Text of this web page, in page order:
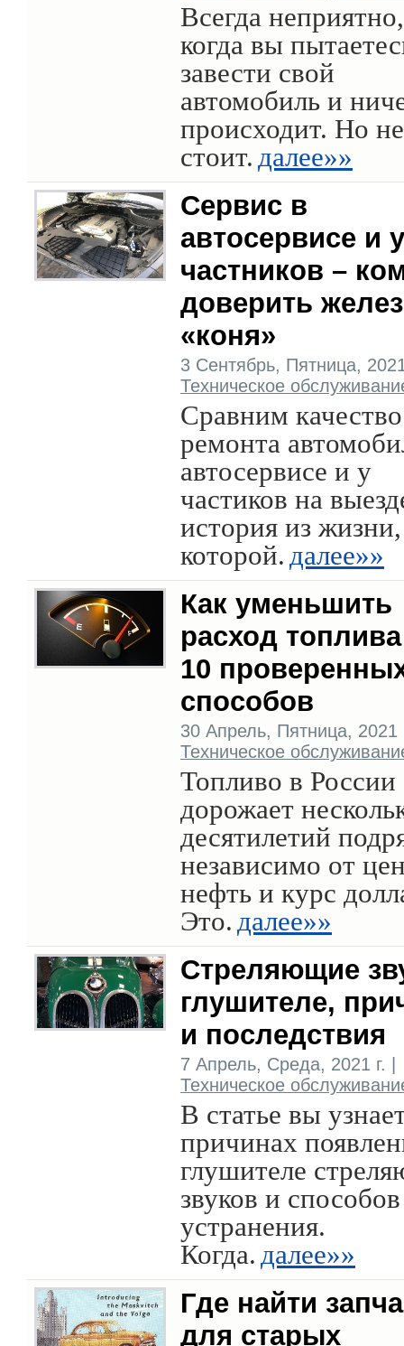
Всегда неприятно,
когда вы
завести свой
автомобиль и
происходит. Но не
стоит. далее»»
Сервис в
автосервисе и у
частников –
доверить
«коня»
3 Сентябрь, Пятница,
Техническое
Сравним качество
ремонта
автосервисе и у
частиков на
история из
которой. далее»»
Как уменьшить
расход
10
способов
30 Апрель, Пятница, 2021
Техническое
Топливо в России
дорожает
десятилетий
независимо от
нефть и курс
Это. далее»»
Стреляющие
глушителе,
и последствия
7 Апрель, Среда, 2021 г. |
Техническое
В статье вы
причинах
глушителе
звуков и
устранения.
Когда. далее»»
Где найти
для старых